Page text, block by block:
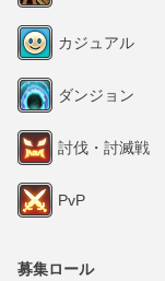
カジュアル
ダンジョン
討伐・討滅戦
PvP
募集ロール